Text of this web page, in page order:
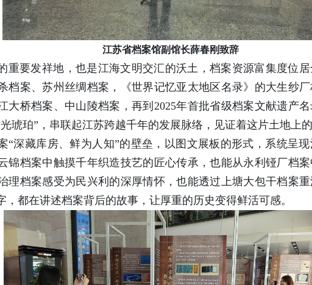
江苏省档案馆副馆长薛春刚致辞
重要发祥地，也是江海文明交汇的沃土，档案资源富集度位
档案、苏州丝绸档案，《世界记忆亚太地区名录》的大生纱
大桥档案、中山陵档案，再到2025年首批省级档案文献遗产
琥珀”，串联起江苏跨越千年的发展脉络，见证着这片土地上
“深藏库房、鲜为人知”的壁垒，以图文展板的形式，系统呈
锦档案中触摸千年织造技艺的匠心传承，也能从永利铔厂档
理档案感受为民兴利的深厚情怀，也能透过上塘大包干档案
，都在讲述档案背后的故事，让厚重的历史变得鲜活可感。